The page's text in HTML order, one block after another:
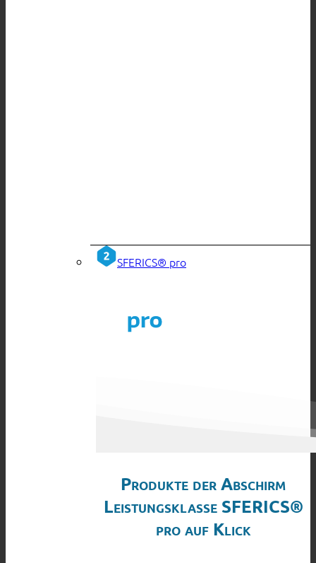
SFERICS® pro
Produkte der Abschirm
Leistungsklasse SFERICS®
pro auf Klick